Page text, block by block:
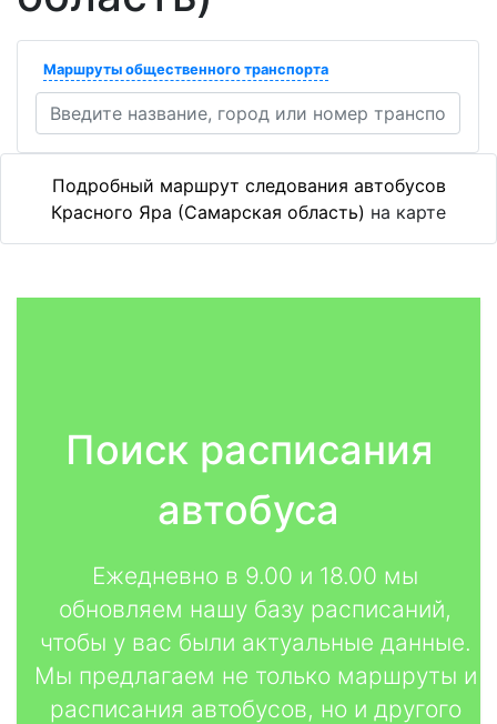
Маршруты общественного транспорта
Подробный маршрут следования автобусов
Красного Яра (Самарская область) на карте
Поиск расписания
автобуса
Ежедневно в 9.00 и 18.00 мы
обновляем нашу базу расписаний,
чтобы у вас были актуальные данные.
Мы предлагаем не только маршруты и
расписания автобусов, но и другого